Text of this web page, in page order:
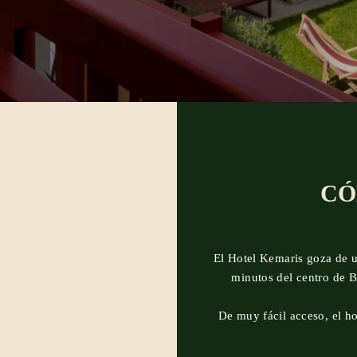
El Hotel Kemaris goza de
minutos del centro de
De muy fácil acceso, el